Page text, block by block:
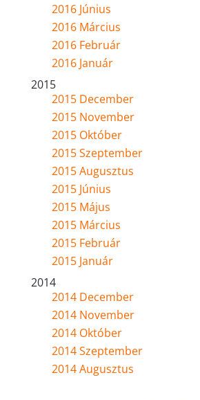
2016 Június
2016 Március
2016 Február
2016 Január
2015
2015 December
2015 November
2015 Október
2015 Szeptember
2015 Augusztus
2015 Június
2015 Május
2015 Március
2015 Február
2015 Január
2014
2014 December
2014 November
2014 Október
2014 Szeptember
2014 Augusztus